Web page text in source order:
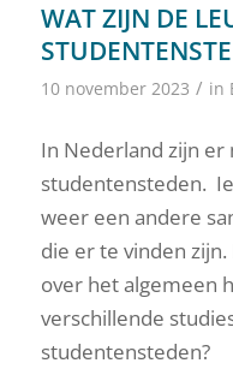
WAT ZIJN DE
10 november 2023 / in
In Nederland zijn er
studentensteden.
weer een andere
die er te vinden
over het algemeen
verschillende
studentensteden?